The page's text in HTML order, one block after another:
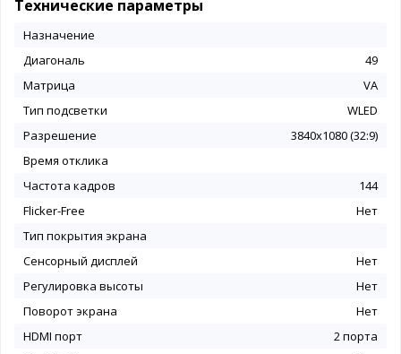
Технические параметры
Назначение
Диагональ
49
Матрица
VA
Тип подсветки
WLED
Разрешение
3840х1080 (32:9)
Время отклика
Частота кадров
144
Flicker-Free
Нет
Тип покрытия экрана
Сенсорный дисплей
Нет
Регулировка высоты
Нет
Поворот экрана
Нет
HDMI порт
2 порта